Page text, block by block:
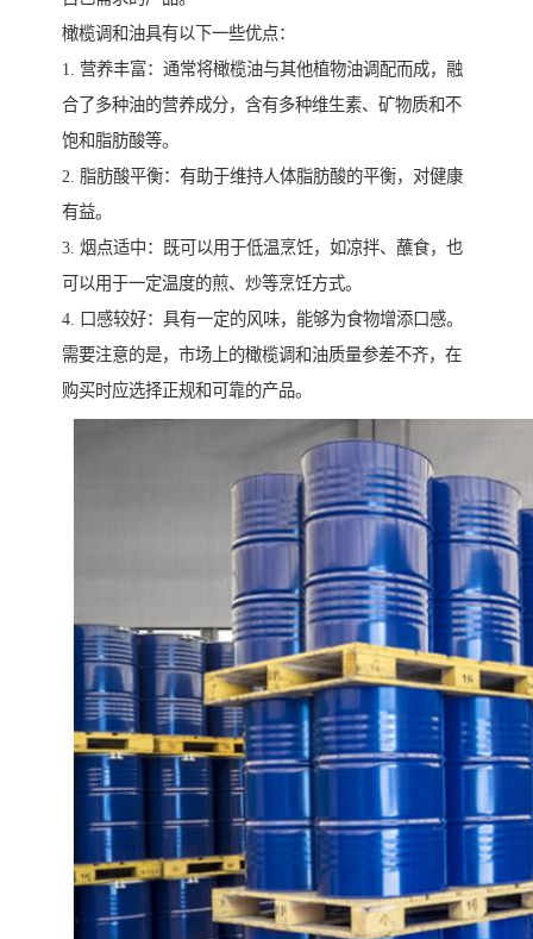
橄榄调和油具有以下一些优点：
1. 营养丰富：通常将橄榄油与其他植物油调配而成，融
合了多种油的营养成分，含有多种维生素、矿物质和不
饱和脂肪酸等。
2. 脂肪酸平衡：有助于维持人体脂肪酸的平衡，对健康
有益。
3. 烟点适中：既可以用于低温烹饪，如凉拌、蘸食，也
可以用于一定温度的煎、炒等烹饪方式。
4. 口感较好：具有一定的风味，能够为食物增添口感。
需要注意的是，市场上的橄榄调和油质量参差不齐，在
购买时应选择正规和可靠的产品。